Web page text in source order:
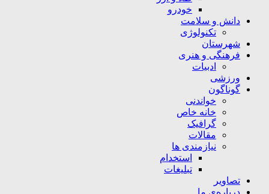
خودرو
دانش و سلامت
تکنولوژی
شهرستان
فرهنگی و هنری
ادبیات
ورزشی
گوناگون
خواندنی
خانه خاص
گرافیک
مقالات
نیازمندی ها
استخدام
تبلیغات
تصاویر
درباره‌ی ما